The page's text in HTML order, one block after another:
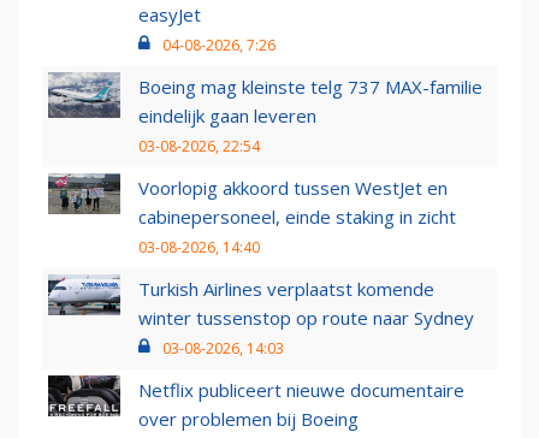
easyJet
04-08-2026, 7:26
Boeing mag kleinste telg 737 MAX-familie
eindelijk gaan leveren
03-08-2026, 22:54
Voorlopig akkoord tussen WestJet en
cabinepersoneel, einde staking in zicht
03-08-2026, 14:40
Turkish Airlines verplaatst komende
winter tussenstop op route naar Sydney
03-08-2026, 14:03
Netflix publiceert nieuwe documentaire
over problemen bij Boeing